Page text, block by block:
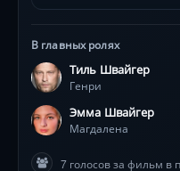
В главных ролях
Тиль Швайгер
Генри
Эмма Швайгер
Магдалена
7 голосов за фильм